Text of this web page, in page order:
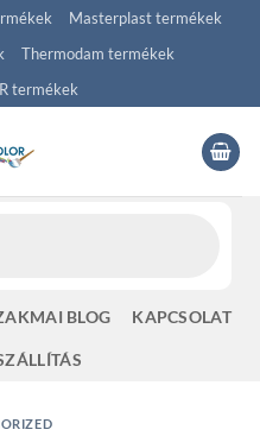
Masterplast termékek
Thermodam termékek
termékek
BLOG KAPCSOLAT